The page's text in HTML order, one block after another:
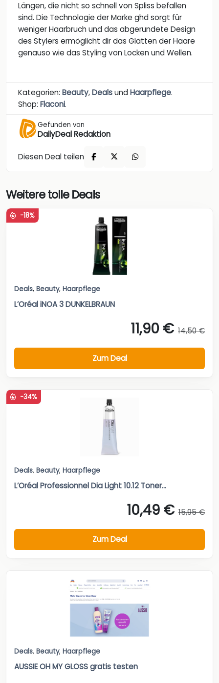
Längen, die nicht so schnell von Spliss befallen
sind. Die Technologie der Marke ghd sorgt für
weniger Haarbruch und das abgerundete Design
des Stylers ermöglicht dir das Glätten der Haare
genauso wie das Styling von Locken und Wellen.
Kategorien: Beauty,DealsundHaarpflege.
Shop: Flaconi.
Gefunden von
DailyDeal Redaktion
Diesen Deal teilen
Weitere tolle Deals
-18%
Deals, Beauty, Haarpflege
L’Oréal iNOA 3 DUNKELBRAUN
11,90 € 14,50 €
Zum Deal
-34%
Deals, Beauty, Haarpflege
L’Oréal Professionnel Dia Light 10.12 Toner...
10,49 € 15,95 €
Zum Deal
Deals, Beauty, Haarpflege
AUSSIE OH MY GLOSS gratis testen